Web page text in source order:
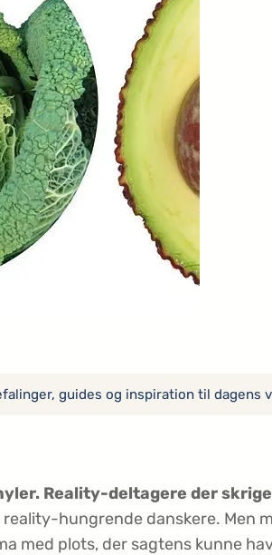
guides og inspiration til dagens
Reality-deltagere der
hungrende danskere. Men
med plots, der sagtens kunne